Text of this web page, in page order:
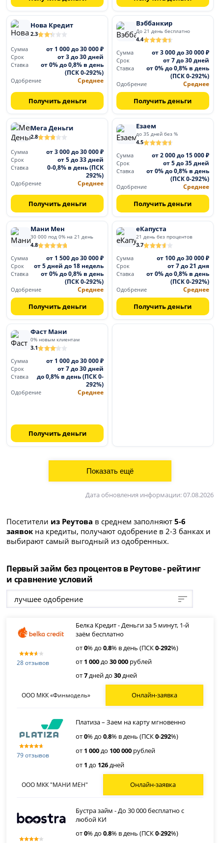
Нова Кредит
2.3
Сумма от 1 000 до 30 000 ₽
Срок от 3 до 30 дней
Ставка
от 0% до 0,8% в день
(ПСК 0-292%)
Одобрение Среднее
Получить деньги
Вэббанкир
До 21 день бесплатно
4.4
Сумма
от 3 000 до 30 000 ₽
Срок от 7 до 30 дней
Ставка
от 0% до 0,8% в день
(ПСК 0-292%)
Одобрение Среднее
Получить деньги
Мега Деньги
2.8
Сумма от 3 000 до 30 000 ₽
Срок от 5 до 33 дней
Ставка
0-0,8% в день (ПСК
292%)
Одобрение Среднее
Получить деньги
Езаем
до 35 дней без %
4.5
Сумма
от 2 000 до 15 000 ₽
Срок от 5 до 35 дней
Ставка
от 0% до 0,8% в день
(ПСК 0-292%)
Одобрение Среднее
Получить деньги
Мани Мен
30 000 под 0% на 21 день
4.8
Сумма
от 1 500 до 30 000 ₽
Срок от 5 дней до 18 недель
Ставка
от 0% до 0,8% в день
(ПСК 0-292%)
Одобрение Среднее
Получить деньги
еКапуста
21 день без процентов
3.7
Сумма
от 100 до 30 000 ₽
Срок от 7 до 21 дня
Ставка
от 0% до 0,8% в день
(ПСК 0-292%)
Одобрение Среднее
Получить деньги
Фаст Мани
0% новым клиентам
3.1
Сумма
от 1 000 до 30 000 ₽
Срок от 7 до 30 дней
Ставка
до 0,8% в день (ПСК 0-
292%)
Одобрение Среднее
Получить деньги
Дата обновления информации: 07.08.2026
Посетители из Реутова в среднем заполняют5-6
заявок на кредиты, получают одобрение в 2-3 банках и
выбирают самый выгодный из одобренных.
Первый займ без процентов в Реутове - рейтинг
и сравнение условий
лучшее одобрение
28 отзывов
Белка Кредит - Деньги за 5 минут, 1-й
заём бесплатно
от0% до0,8% в день (ПСК0-292%)
от 1 000до30 000 рублей
от7дней до30дней
ООО МКК «Финмодель» Онлайн-заявка
79 отзывов
Платиза – Заем на карту мгновенно
от0% до0,8% в день (ПСК0-292%)
от 1 000до 100 000 рублей
от 1 до 126дней
ООО МКК "МАНИ МЕН" Онлайн-заявка
Бустра займ - До 30 000 бесплатно с
любой КИ
от0% до0,8% в день (ПСК0-292%)